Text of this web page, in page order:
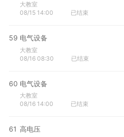
大教室
08/15 14:00
已结束
59 电气设备
大教室
08/16 08:30
已结束
60 电气设备
大教室
08/16 14:00
已结束
61 高电压